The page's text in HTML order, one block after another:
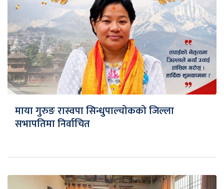
माया गुरुङ रास्वपा सिन्धुपाल्चोकको जिल्ला
सभापतिमा निर्वाचित